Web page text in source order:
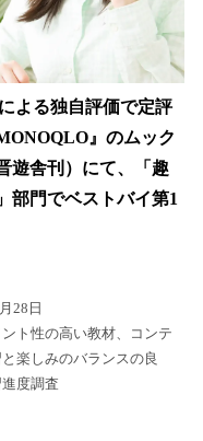
よる独自評価で定評
』のムック
遊舎刊）にて、「趣
部門でベストバイ第1
28日
ト性の高い教材、コンテ
楽しみのバランスの良
度調査